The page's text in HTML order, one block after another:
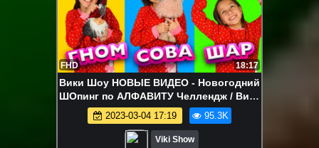
FHD 18:17
Вики Шоу НОВЫЕ ВИДЕО - Новогодний
ШОпинг по АЛФАВИТУ Челлендж / Вики
Шоу
2023-03-04 17:19 95.3K
Viki Show